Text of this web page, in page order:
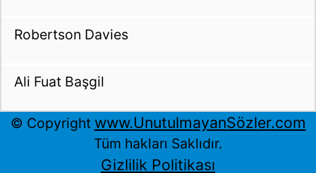
Robertson Davies
Ali Fuat Başgil
© Copyright www.UnutulmayanSözler.com
Tüm hakları Saklıdır.
Gizlilik Politikası